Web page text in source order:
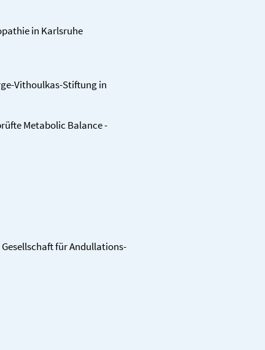
in Karls­ruhe
Vithoulkas-Stiftung in
Metabolic Balance -
für Andullations­